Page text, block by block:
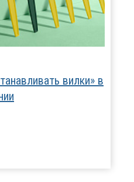
вилки» в